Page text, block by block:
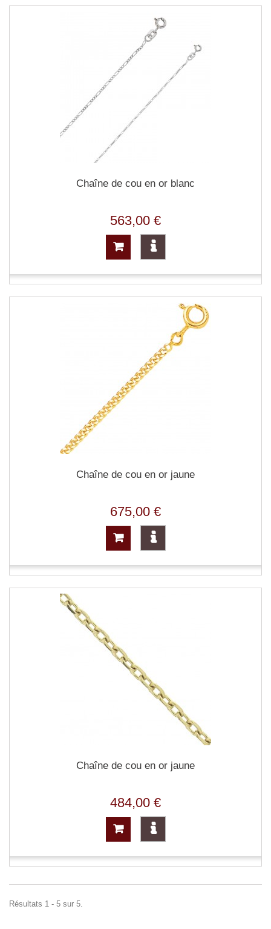
Chaîne de cou en or blanc
563,00 €
Chaîne de cou en or jaune
675,00 €
Chaîne de cou en or jaune
484,00 €
Résultats 1 - 5 sur 5.